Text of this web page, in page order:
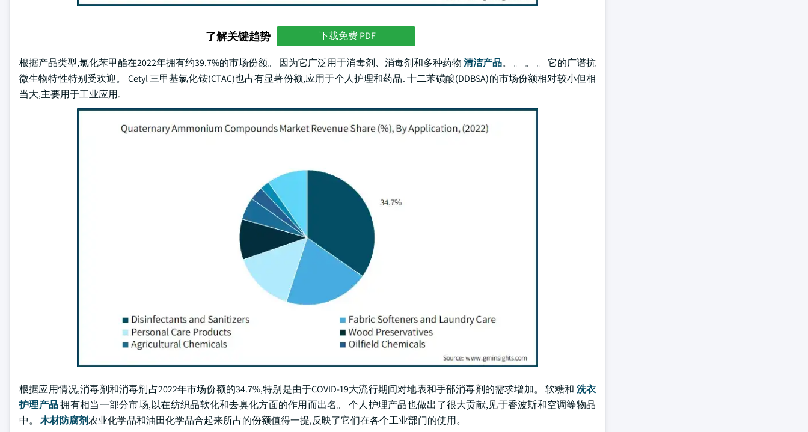
了解关键趋势 下载免费 PDF
根据产品类型,氯化苯甲酯在2022年拥有约39.7%的市场份额。 因为它广泛用于消毒剂、消毒剂和多种药物清洁产品。 。 。 。 它的广谱抗
微生物特性特别受欢迎。 Cetyl 三甲基氯化铵(CTAC)也占有显著份额,应用于个人护理和药品. 十二苯磺酸(DDBSA)的市场份额相对较小但相
当大,主要用于工业应用.
根据应用情况,消毒剂和消毒剂占2022年市场份额的34.7%,特别是由于COVID-19大流行期间对地表和手部消毒剂的需求增加。 软糖和 洗衣
护理产品拥有相当一部分市场,以在纺织品软化和去臭化方面的作用而出名。 个人护理产品也做出了很大贡献,见于香波斯和空调等物品
中。 木材防腐剂农业化学品和油田化学品合起来所占的份额值得一提,反映了它们在各个工业部门的使用。